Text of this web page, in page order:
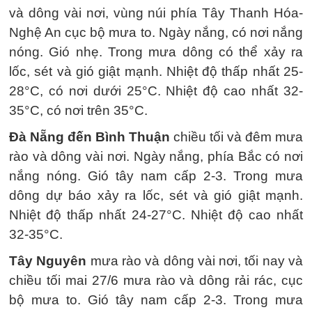
và dông vài nơi, vùng núi phía Tây Thanh Hóa-
Nghệ An cục bộ mưa to. Ngày nắng, có nơi nắng
nóng. Gió nhẹ. Trong mưa dông có thể xảy ra
lốc, sét và gió giật mạnh. Nhiệt độ thấp nhất 25-
28°C, có nơi dưới 25°C. Nhiệt độ cao nhất 32-
35°C, có nơi trên 35°C.
Đà Nẵng đến Bình Thuận chiều tối và đêm mưa
rào và dông vài nơi. Ngày nắng, phía Bắc có nơi
nắng nóng. Gió tây nam cấp 2-3. Trong mưa
dông dự báo xảy ra lốc, sét và gió giật mạnh.
Nhiệt độ thấp nhất 24-27°C. Nhiệt độ cao nhất
32-35°C.
Tây Nguyên mưa rào và dông vài nơi, tối nay và
chiều tối mai 27/6 mưa rào và dông rải rác, cục
bộ mưa to. Gió tây nam cấp 2-3. Trong mưa